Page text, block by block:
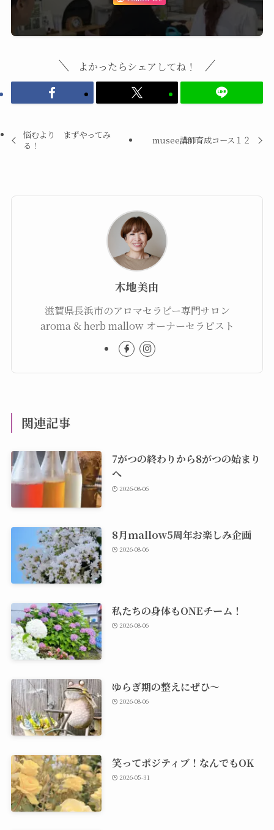
よかったらシェアしてね！
悩むより まずやってみ
る！
musee講師育成コース１２
木地美由
滋賀県長浜市のアロマセラピー専門サロン
aroma & herb mallow オーナーセラピスト
関連記事
7がつの終わりから8がつの始まり
へ
2026-08-06
8月mallow5周年お楽しみ企画
2026-08-06
私たちの身体もONEチーム！
2026-08-06
ゆらぎ期の整えにぜひ～
2026-08-06
笑ってポジティブ！なんでもOK
2026-05-31